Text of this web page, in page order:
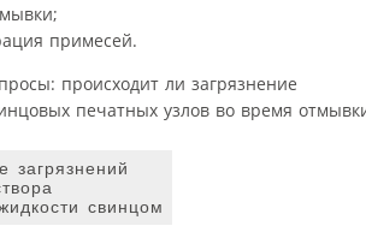
примесей.
происходит ли загрязнение
печатных узлов во время
загрязнений
свинцом